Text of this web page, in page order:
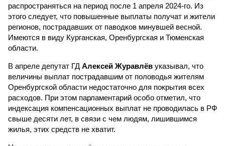
распространяться на период после 1 апреля 2024-го. Из
этого следует, что повышенные выплаты получат и жители
регионов, пострадавших от паводков минувшей весной.
Имеются в виду Курганская, Оренбургская и Тюменская
области.
В апреле депутат ГД Алексей Журавлёв указывал, что
величины выплат пострадавшим от половодья жителям
Оренбургской области недостаточно для покрытия всех
расходов. При этом парламентарий особо отметил, что
индексация компенсационных выплат не проводилась в РФ
свыше десяти лет, в связи с чем людям, лишившимся
жилья, этих средств не хватит.